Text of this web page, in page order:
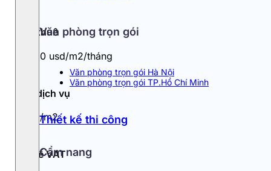
Văn phòng trọn gói
Văn phòng trọn gói Hà Nội
Văn phòng trọn gói TP.Hồ Chí Minh
Thiết kế thi công
Cẩm nang
Giá thuê
9 - 10 usd/m2/tháng
Phí dịch vụ
1usd/m2
Thuế VAT